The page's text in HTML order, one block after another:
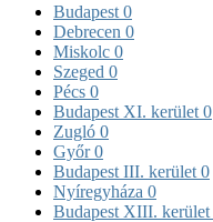
Budapest 0
Debrecen 0
Miskolc 0
Szeged 0
Pécs 0
Budapest XI. kerület 0
Zugló 0
Győr0
Budapest III. kerület 0
Nyíregyháza 0
Budapest XIII. kerület